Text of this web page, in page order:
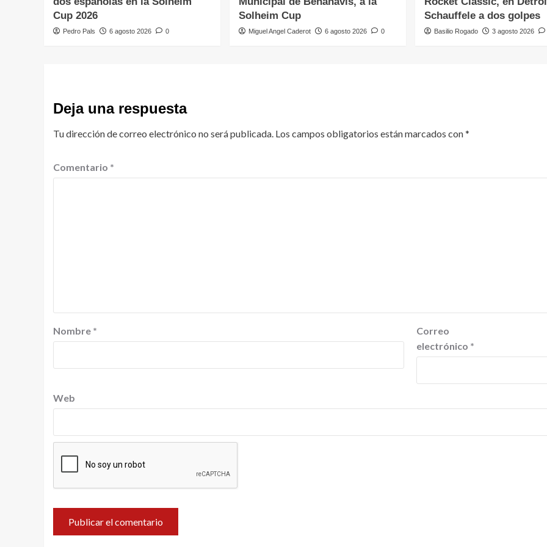
Cup 2026
Pedro Pals 6 agosto 2026 0
Solheim Cup
Miguel Angel Caderot 6 agosto 2026 0
Schauffele a dos golpes
Basilio Rogado 3 agosto 2026
Deja una respuesta
Tu dirección de correo electrónico no será publicada. Los campos obligatorios están marcados con*
Comentario *
Nombre *
Correo
electrónico *
Web